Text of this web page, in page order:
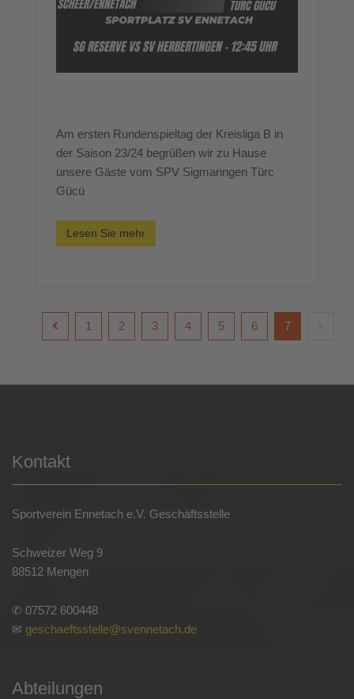
Am ersten Rundenspieltag der Kreisliga B in
der Saison 23/24 begrüßen wir zu Hause
unsere Gäste vom SPV Sigmaringen Türc
Gücü
Lesen Sie mehr
1 2 3 4 5 6 7
Kontakt
Sportverein Ennetach e.V. Geschäftsstelle
Schweizer Weg 9
88512 Mengen
✆ 07572 600448
✉ geschaeftsstelle@svennetach.de
Abteilungen